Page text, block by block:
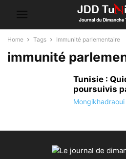
Home Tags Immunité parlementaire
immunité
Tunisie :
poursuivis
Mongikhadraoui